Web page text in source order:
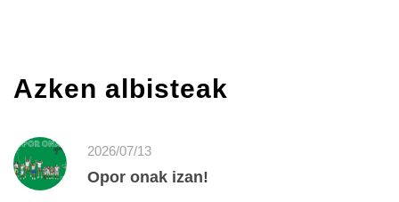
Azken albisteak
2026/07/13
Opor onak izan!